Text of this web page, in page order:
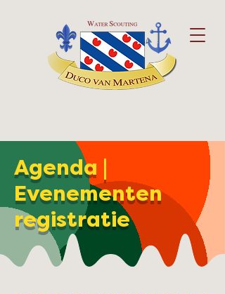
Agenda |
Evenementen
registratie